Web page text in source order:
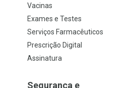
Vacinas
Exames e Testes
Serviços Farmacêuticos
Prescrição Digital
Assinatura
Segurança e